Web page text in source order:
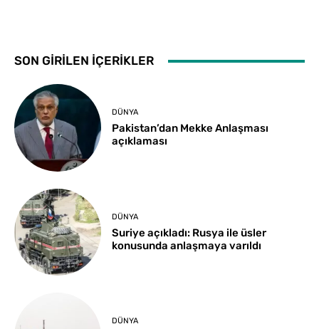
SON GİRİLEN İÇERİKLER
DÜNYA
Pakistan’dan Mekke Anlaşması
açıklaması
DÜNYA
Suriye açıkladı: Rusya ile üsler
konusunda anlaşmaya varıldı
DÜNYA